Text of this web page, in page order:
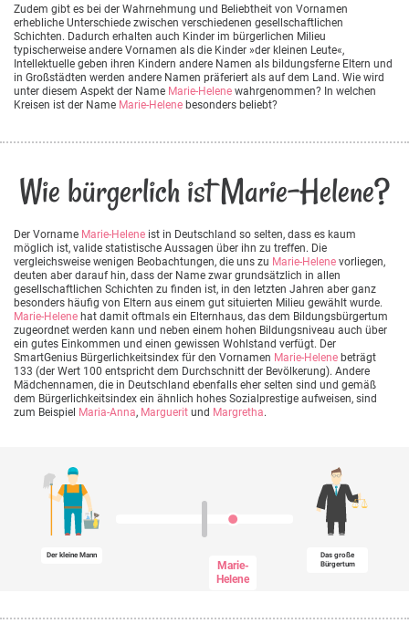
Zudem gibt es bei der Wahrnehmung und Beliebtheit von Vornamen
erhebliche Unterschiede zwischen verschiedenen gesellschaftlichen
Schichten. Dadurch erhalten auch Kinder im bürgerlichen Milieu
typischerweise andere Vornamen als die Kinder »der kleinen Leute«,
Intellektuelle geben ihren Kindern andere Namen als bildungsferne Eltern und
in Großstädten werden andere Namen präferiert als auf dem Land. Wie wird
unter diesem Aspekt der Name Marie-Helene wahrgenommen? In welchen
Kreisen ist der Name Marie-Helene besonders beliebt?
Wie bürgerlich ist Marie-Helene?
Der Vorname Marie-Helene ist in Deutschland so selten, dass es kaum
möglich ist, valide statistische Aussagen über ihn zu treffen. Die
vergleichsweise wenigen Beobachtungen, die uns zu Marie-Helene vorliegen,
deuten aber darauf hin, dass der Name zwar grundsätzlich in allen
gesellschaftlichen Schichten zu finden ist, in den letzten Jahren aber ganz
besonders häufig von Eltern aus einem gut situierten Milieu gewählt wurde.
Marie-Helene hat damit oftmals ein Elternhaus, das dem Bildungsbürgertum
zugeordnet werden kann und neben einem hohen Bildungsniveau auch über
ein gutes Einkommen und einen gewissen Wohlstand verfügt. Der
SmartGenius Bürgerlichkeitsindex für den Vornamen Marie-Helene beträgt
133 (der Wert 100 entspricht dem Durchschnitt der Bevölkerung). Andere
Mädchennamen, die in Deutschland ebenfalls eher selten sind und gemäß
dem Bürgerlichkeitsindex ein ähnlich hohes Sozialprestige aufweisen, sind
zum Beispiel Maria-Anna, Marguerit und Margretha.
Der kleine Mann
Marie-
Helene
Das große
Bürgertum